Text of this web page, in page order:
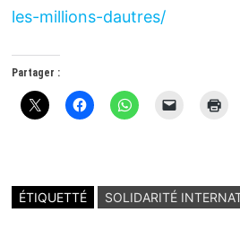
les-millions-dautres/
Partager :
ÉTIQUETTÉ SOLIDARITÉ